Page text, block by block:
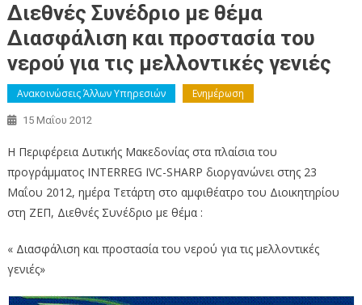
Διεθνές Συνέδριο με θέμα
Διασφάλιση και προστασία του
νερού για τις μελλοντικές γενιές
Ανακοινώσεις Άλλων Υπηρεσιών Ενημέρωση
15 Μαΐου 2012
Η Περιφέρεια Δυτικής Μακεδονίας στα πλαίσια του
προγράμματος INTERREG IVC-SΗARP διοργανώνει στης 23
Μαΐου 2012, ημέρα Τετάρτη στο αμφιθέατρο του Διοικητηρίου
στη ΖΕΠ, Διεθνές Συνέδριο με θέμα :
« Διασφάλιση και προστασία του νερού για τις μελλοντικές
γενιές»